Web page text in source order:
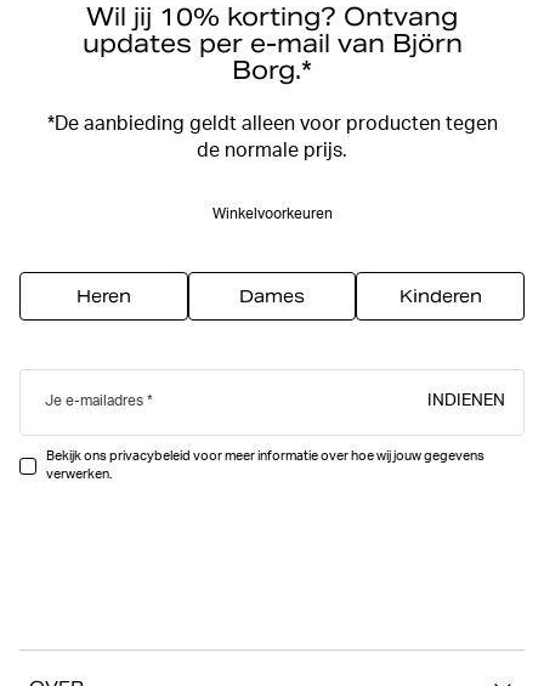
Wil jij 10% korting? Ontvang
updates per e-mail van Björn
Borg.*
*De aanbieding geldt alleen voor producten tegen
de normale prijs.
Winkelvoorkeuren
Heren Dames Kinderen
Je e-mailadres INDIENEN
Bekijk ons privacybeleid voor meer informatie over hoe wij jouw gegevens
verwerken.